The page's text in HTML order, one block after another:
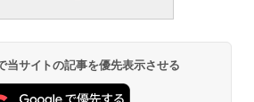
当サイトの記事を優先表示させる